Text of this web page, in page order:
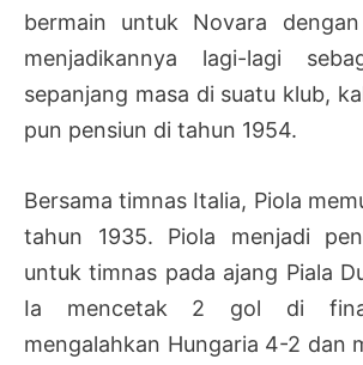
bermain untuk Novara
menjadikannya lagi-lagi
sepanjang masa di suatu klub,
pun pensiun di tahun 1954.
Bersama timnas Italia, Piola
tahun 1935. Piola menjadi
untuk timnas pada ajang Piala
Ia mencetak 2 gol di
mengalahkan Hungaria 4-2 dan